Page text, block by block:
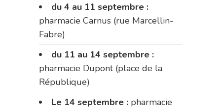
du 4 au 11 septembre :
pharmacie Carnus (rue Marcellin-
Fabre)
du 11 au 14 septembre :
pharmacie Dupont (place de la
République)
Le 14 septembre : pharmacie